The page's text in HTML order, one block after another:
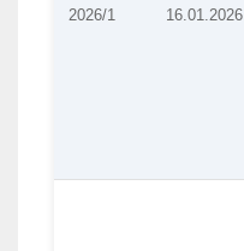
2026/1 16.01.2026